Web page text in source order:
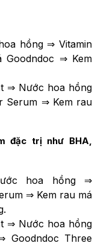
hồng ⇒ Vitamin
Goodndoc ⇒ Kem
⇒ Nước hoa hồng
Serum ⇒ Kem rau
đặc trị như BHA,
hoa hồng ⇒
⇒ Kem rau má
⇒ Nước hoa hồng
Goodndoc Three